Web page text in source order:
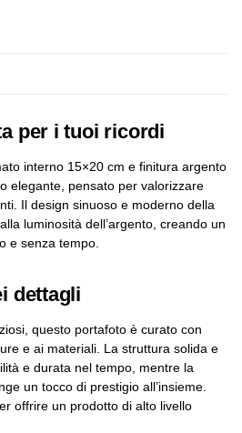
per i tuoi ricordi
interno 15×20 cm e finitura argento
elegante, pensato per valorizzare
Il design sinuoso e moderno della
luminosità dell’argento, creando un
e senza tempo.
dettagli
questo portafoto è curato con
e ai materiali. La struttura solida e
e durata nel tempo, mentre la
un tocco di prestigio all’insieme.
offrire un prodotto di alto livello